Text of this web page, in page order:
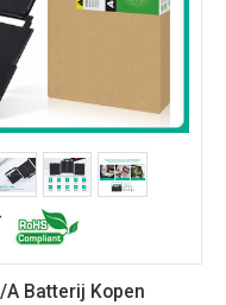
A Batterij Kopen